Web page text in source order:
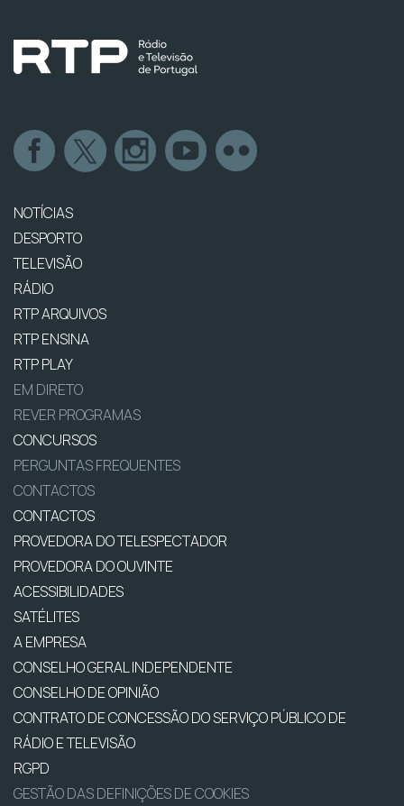
NOTÍCIAS
DESPORTO
TELEVISÃO
RÁDIO
RTP ARQUIVOS
RTP ENSINA
RTP PLAY
EM DIRETO
REVER PROGRAMAS
CONCURSOS
PERGUNTAS FREQUENTES
CONTACTOS
CONTACTOS
PROVEDORA DO TELESPECTADOR
PROVEDORA DO OUVINTE
ACESSIBILIDADES
SATÉLITES
A EMPRESA
CONSELHO GERAL INDEPENDENTE
CONSELHO DE OPINIÃO
CONTRATO DE CONCESSÃO DO SERVIÇO PÚBLICO DE
RÁDIO E TELEVISÃO
RGPD
GESTÃO DAS DEFINIÇÕES DE COOKIES